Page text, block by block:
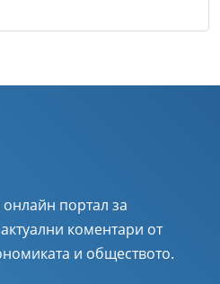
портал за
коментари от
и обществото.